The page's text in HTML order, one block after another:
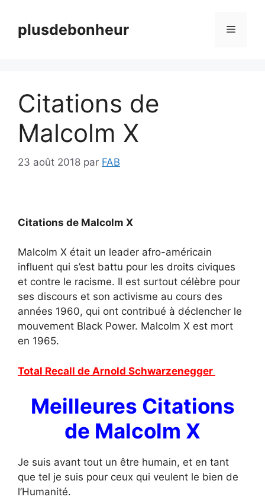
contenuplusdebonheur Menu
Citations de
Malcolm X
23 août 2018 par FAB
Citations de Malcolm X
Malcolm X était un leader afro-américain
influent qui s’est battu pour les droits civiques
et contre le racisme. Il est surtout célèbre pour
ses discours et son activisme au cours des
années 1960, qui ont contribué à déclencher le
mouvement Black Power. Malcolm X est mort
en 1965.
Total Recall de Arnold Schwarzenegger
Meilleures Citations
de Malcolm X
Je suis avant tout un être humain, et en tant
que tel je suis pour ceux qui veulent le bien de
l’Humanité.